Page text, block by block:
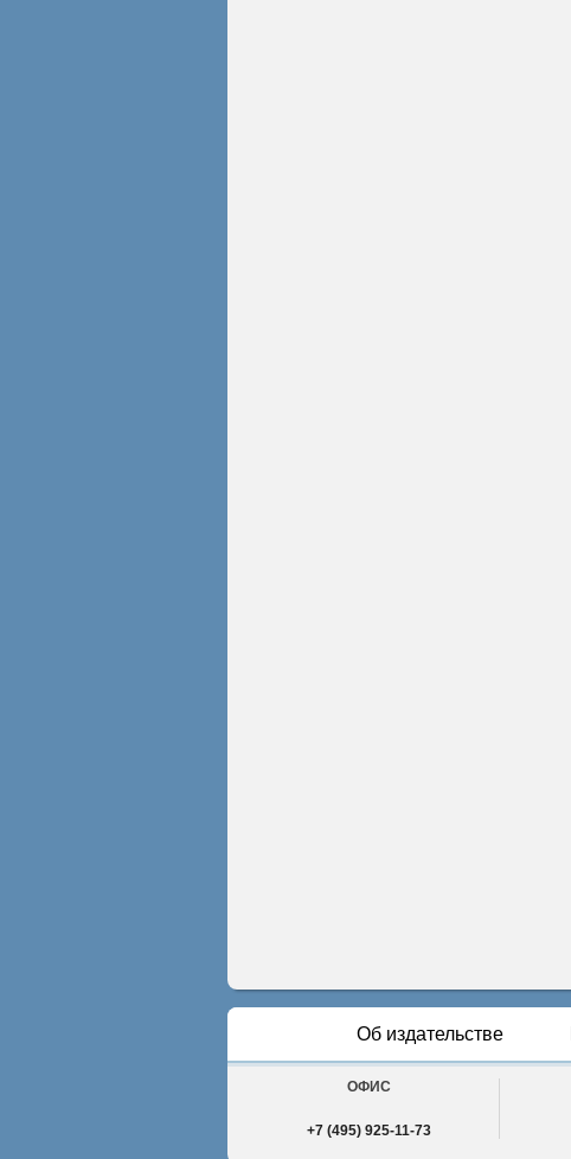
Об издательстве
ОФИС
+7 (495) 925-11-73